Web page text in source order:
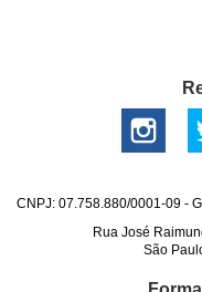
CNPJ: 07.758.880/0001-09 -
Rua José
São